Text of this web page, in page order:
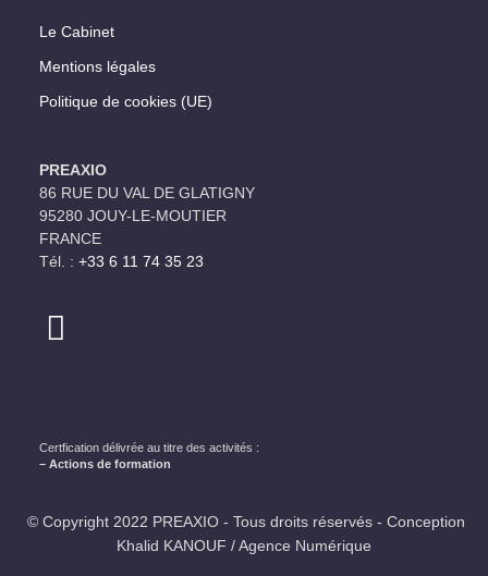
Le Cabinet
Mentions légales
Politique de cookies (UE)
PREAXIO
86 RUE DU VAL DE GLATIGNY
95280 JOUY-LE-MOUTIER
FRANCE
Tél. : +33 6 11 74 35 23‬
Certfication délivrée au titre des activités :
– Actions de formation
© Copyright 2022 PREAXIO - Tous droits réservés - Conception
Khalid KANOUF / Agence Numérique